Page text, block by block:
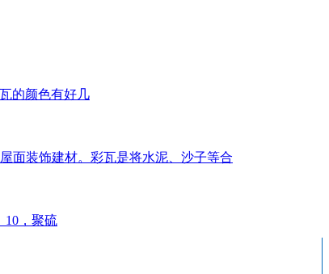
的颜色有好几
面装饰建材。彩瓦是将水泥、沙子等合
10，聚硫